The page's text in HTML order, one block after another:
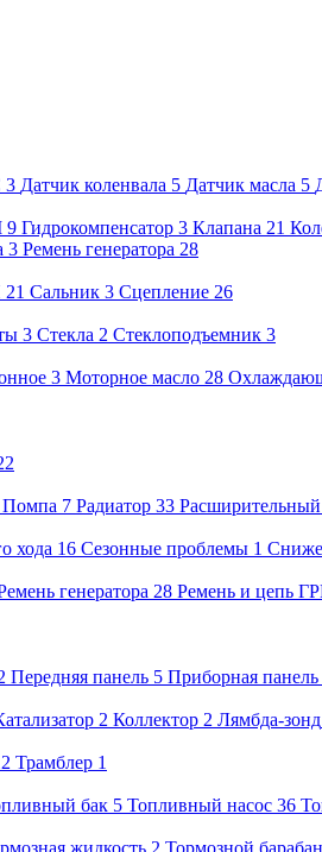
3 Датчик коленвала 5 Датчик масла 5
9 Гидрокомпенсатор 3 Клапана 21
3 Ремень генератора 28
21 Сальник 3 Сцепление 26
3 Стекла 2 Стеклоподъемник 3
3 Моторное масло 28
Помпа 7 Радиатор 33 Расширительный
хода 16 Сезонные проблемы 1
генератора 28 Ремень и цепь
Передняя панель 5 Приборная панель
2 Коллектор 2 Лямбда-зонд
Трамблер 1
бак 5 Топливный насос 36
жидкость 2 Тормозной барабан